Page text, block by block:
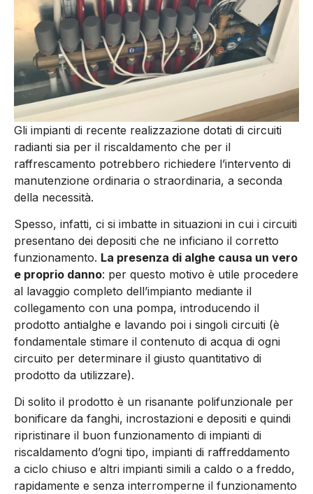
Gli impianti di recente realizzazione dotati di circuiti
radianti sia per il riscaldamento che per il
raffrescamento potrebbero richiedere l’intervento di
manutenzione ordinaria o straordinaria, a seconda
della necessità.
Spesso, infatti, ci si imbatte in situazioni in cui i circuiti
presentano dei depositi che ne inficiano il corretto
funzionamento. La presenza di alghe causa un vero
e proprio danno: per questo motivo è utile procedere
al lavaggio completo dell’impianto mediante il
collegamento con una pompa, introducendo il
prodotto antialghe e lavando poi i singoli circuiti (è
fondamentale stimare il contenuto di acqua di ogni
circuito per determinare il giusto quantitativo di
prodotto da utilizzare).
Di solito il prodotto è un risanante polifunzionale per
bonificare da fanghi, incrostazioni e depositi e quindi
ripristinare il buon funzionamento di impianti di
riscaldamento d’ogni tipo, impianti di raffreddamento
a ciclo chiuso e altri impianti simili a caldo o a freddo,
rapidamente e senza interromperne il funzionamento